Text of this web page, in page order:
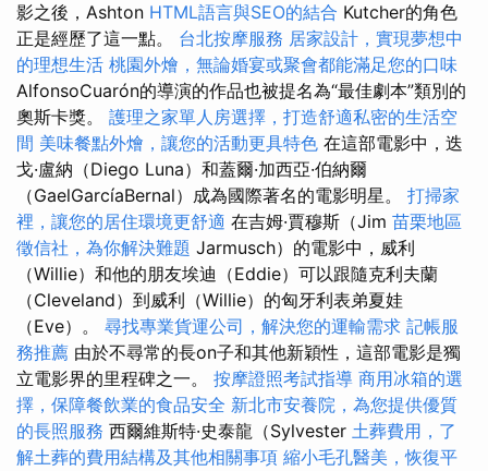
影之後，Ashton HTML語言與SEO的結合 Kutcher的角色
正是經歷了這一點。 台北按摩服務 居家設計，實現夢想中
的理想生活 桃園外燴，無論婚宴或聚會都能滿足您的口味
AlfonsoCuarón的導演的作品也被提名為“最佳劇本”類別的
奧斯卡獎。 護理之家單人房選擇，打造舒適私密的生活空
間 美味餐點外燴，讓您的活動更具特色 在這部電影中，迭
戈·盧納（Diego Luna）和蓋爾·加西亞·伯納爾
（GaelGarcíaBernal）成為國際著名的電影明星。 打掃家
裡，讓您的居住環境更舒適 在吉姆·賈穆斯（Jim 苗栗地區
徵信社，為你解決難題 Jarmusch）的電影中，威利
（Willie）和他的朋友埃迪（Eddie）可以跟隨克利夫蘭
（Cleveland）到威利（Willie）的匈牙利表弟夏娃
（Eve）。 尋找專業貨運公司，解決您的運輸需求 記帳服
務推薦 由於不尋常的長on子和其他新穎性，這部電影是獨
立電影界的里程碑之一。 按摩證照考試指導 商用冰箱的選
擇，保障餐飲業的食品安全 新北市安養院，為您提供優質
的長照服務 西爾維斯特·史泰龍（Sylvester 土葬費用，了
解土葬的費用結構及其他相關事項 縮小毛孔醫美，恢復平